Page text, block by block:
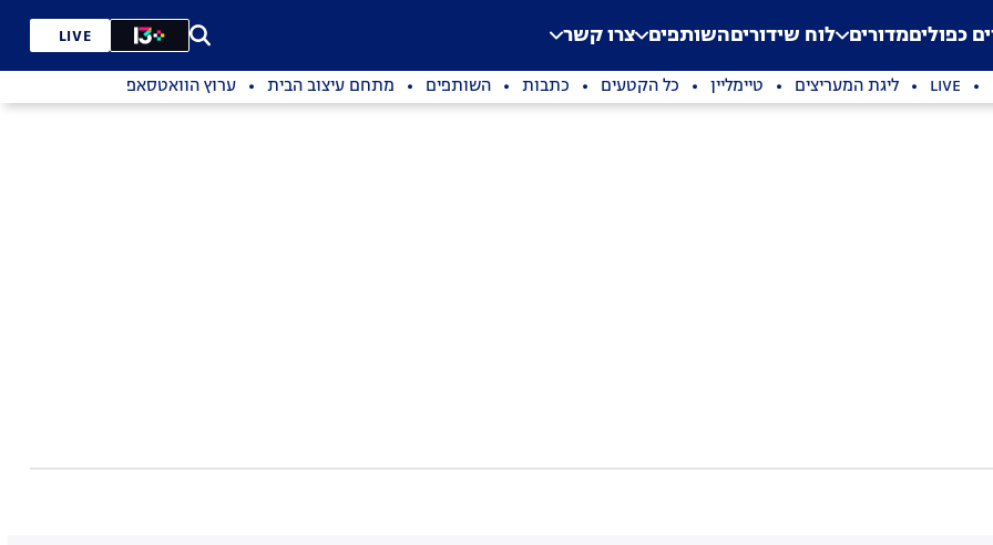
Application error: a
. כפוליםמדורים לוח שידוריםהשותפים צרו קשר LIVE
LIVE ליגת המעריצים טיימליין כל הקטעים כתבות השותפים מתחם עיצוב הבית ערוץ הוואטסאפ